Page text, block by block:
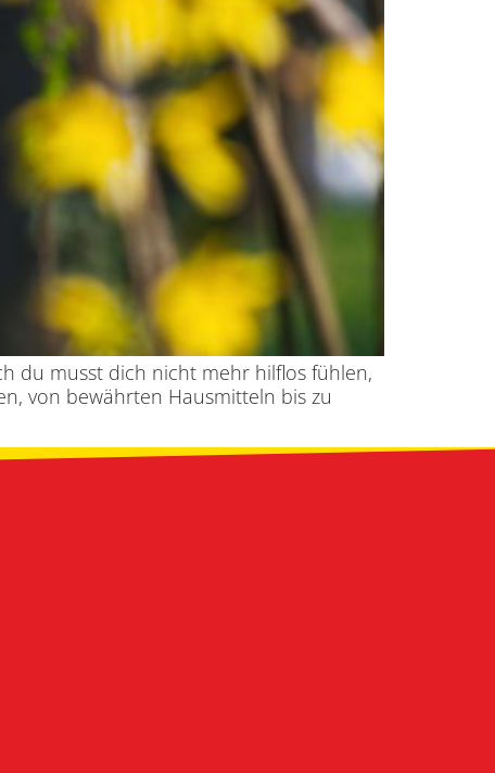
du musst dich nicht mehr hilflos fühlen,
von bewährten Hausmitteln bis zu